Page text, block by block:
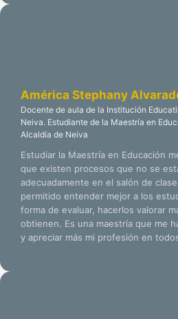
América Stephany
Docente de aula de la Institución
Neiva. Estudiante de la Maestría en
Alcaldía de Neiva
Estudiar la Maestría en Educación
que existen procesos que no se
adecuadamente en el salón de
permitido entender mejor a los
forma de evaluar, hacerlos valorar
obtienen. Es una maestría que me
y apreciar más mi profesión en